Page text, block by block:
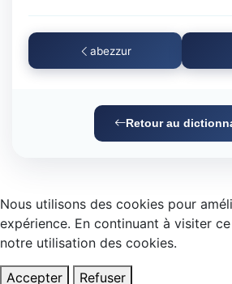
abezzur
Retour au
Nous utilisons des cookies pour
expérience. En continuant à visiter
notre utilisation des cookies.
Accepter Refuser